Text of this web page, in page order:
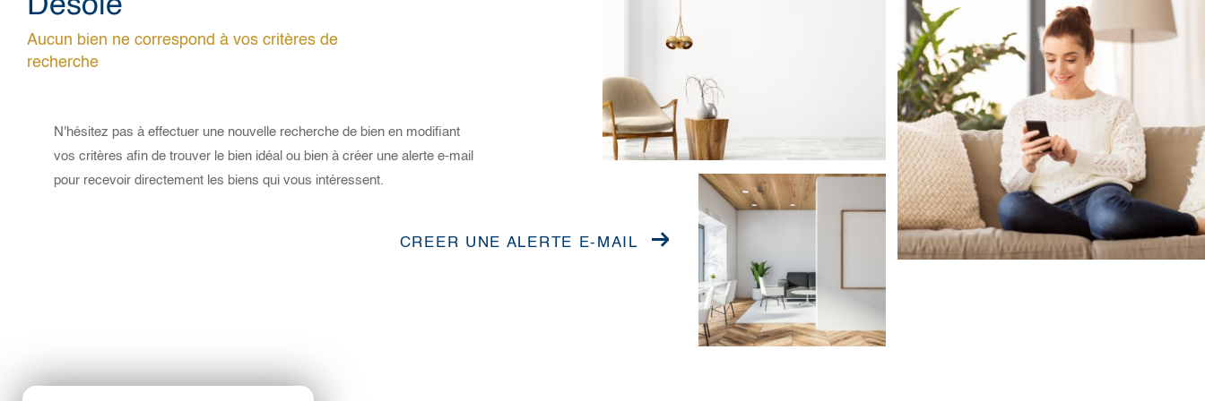
Désolé
Aucun bien ne correspond à vos critères de
recherche
N'hésitez pas à effectuer une nouvelle recherche de bien en modifiant
vos critères afin de trouver le bien idéal ou bien à créer une alerte e-mail
pour recevoir directement les biens qui vous intéressent.
CREER UNE ALERTE E-MAIL